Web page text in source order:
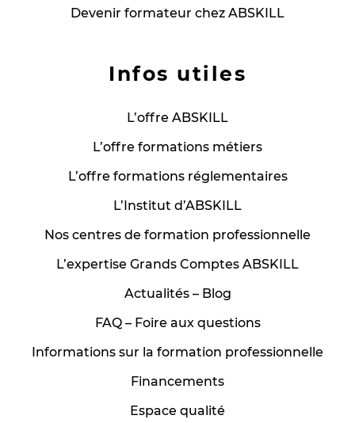
Devenir formateur chez ABSKILL
Infos utiles
L’offre ABSKILL
L’offre formations métiers
L’offre formations réglementaires
L’Institut d’ABSKILL
Nos centres de formation professionnelle
L’expertise Grands Comptes ABSKILL
Actualités – Blog
FAQ – Foire aux questions
Informations sur la formation professionnelle
Financements
Espace qualité